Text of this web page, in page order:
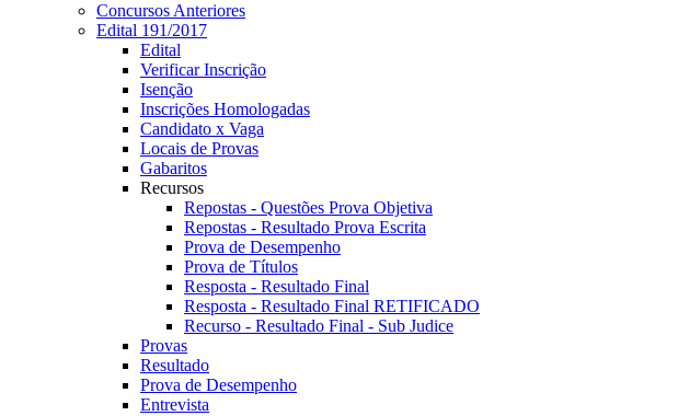
Concursos Anteriores
Edital 191/2017
Edital
Verificar Inscrição
Isenção
Inscrições Homologadas
Candidato x Vaga
Locais de Provas
Gabaritos
Recursos
Repostas - Questões Prova Objetiva
Repostas - Resultado Prova Escrita
Prova de Desempenho
Prova de Títulos
Resposta - Resultado Final
Resposta - Resultado Final RETIFICADO
Recurso - Resultado Final - Sub Judice
Provas
Resultado
Prova de Desempenho
Entrevista